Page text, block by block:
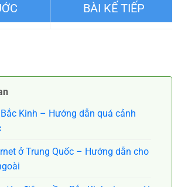
Kinh – Hướng dẫn quá cảnh
ở Trung Quốc – Hướng dẫn cho